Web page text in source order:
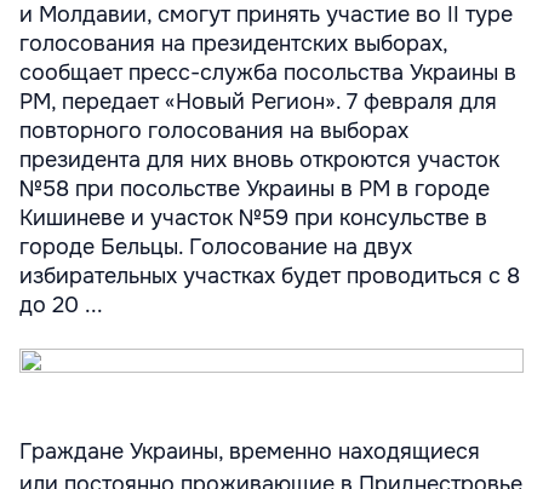
и Молдавии, смогут принять участие во II туре
голосования на президентских выборах,
сообщает пресс-служба посольства Украины в
РМ, передает «Новый Регион». 7 февраля для
повторного голосования на выборах
президента для них вновь откроются участок
№58 при посольстве Украины в РМ в городе
Кишиневе и участок №59 при консульстве в
городе Бельцы. Голосование на двух
избирательных участках будет проводиться с 8
до 20 ...
Граждане Украины, временно находящиеся